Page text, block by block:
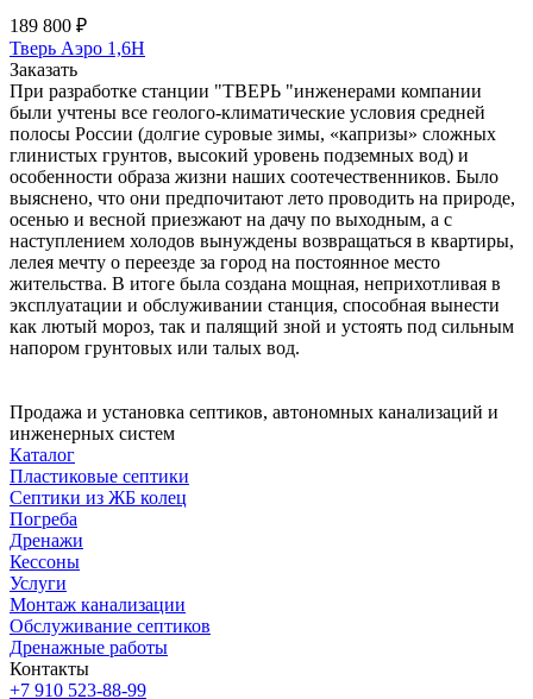
189 800 ₽
Тверь Аэро 1,6Н
Заказать
При разработке станции "ТВЕРЬ "инженерами компании
были учтены все геолого-климатические условия средней
полосы России (долгие суровые зимы, «капризы» сложных
глинистых грунтов, высокий уровень подземных вод) и
особенности образа жизни наших соотечественников. Было
выяснено, что они предпочитают лето проводить на природе,
осенью и весной приезжают на дачу по выходным, а с
наступлением холодов вынуждены возвращаться в квартиры,
лелея мечту о переезде за город на постоянное место
жительства. В итоге была создана мощная, неприхотливая в
эксплуатации и обслуживании станция, способная вынести
как лютый мороз, так и палящий зной и устоять под сильным
напором грунтовых или талых вод.
Продажа и установка септиков, автономных канализаций и
инженерных систем
Каталог
Пластиковые септики
Септики из ЖБ колец
Погреба
Дренажи
Кессоны
Услуги
Монтаж канализации
Обслуживание септиков
Дренажные работы
Контакты
+7 910 523-88-99